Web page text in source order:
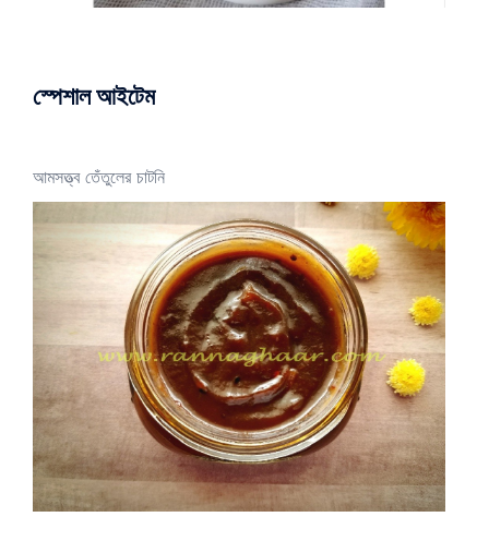
স্পেশাল আইটেম
আমসত্ত্ব তেঁতুলের চাটনি